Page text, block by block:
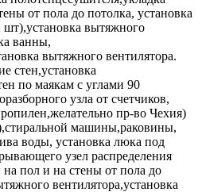
от пола до потолка, установка
вытяжного
ванны,
вытяжного вентилятора.
стен,установка
по маякам с углами 90
узла от счетчиков,
пр-во Чехия)
машины,раковины,
воды, установка люка под
узел распределения
пол и на стены от пола до
вентилятора,установка